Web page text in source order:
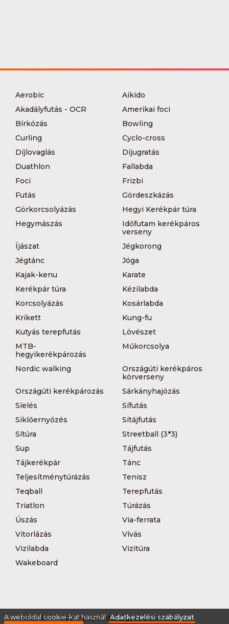
Aerobic
Aikido
Akadályfutás - OCR
Amerikai foci
Bírkózás
Bowling
Curling
Cyclo-cross
Díjlovaglás
Díjugratás
Duathlon
Fallabda
Foci
Frizbi
Futás
Gördeszkázás
Görkorcsolyázás
Hegyi Kerékpár túra
Hegymászás
Időfutam kerékpáros
verseny
Íjászat
Jégkorong
Jégtánc
Jóga
Kajak-kenu
Karate
Kerékpár túra
Kézilabda
Korcsolyázás
Kosárlabda
Krikett
Kung-fu
Kutyás terepfutás
Lövészet
MTB-
hegyikerékpározás
Műkorcsolya
Nordic walking
Országúti kerékpáros
körverseny
Országúti kerékpározás
Sárkányhajózás
Síelés
Sífutás
Siklőernyőzés
Sítájfutás
Sítúra
Streetball (3*3)
Sup
Tájfutás
Tájkerékpár
Tánc
Teljesítménytúrázás
Tenisz
Teqball
Terepfutás
Triatlon
Túrázás
Úszás
Via-ferrata
Vitorlázás
Vívás
Vizilabda
Vizitúra
Wakeboard
Rólunk Szervezőknek / Egyesületeknek
A weboldal cookie-kat használ.Adatkezelési szabályzat